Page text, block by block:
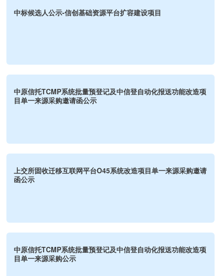
中标候选人公示-信创基础资源平台扩容建设项目
中原信托TCMP系统批量预登记及中信登自动化报送功能改造项
目单一来源采购邀请函公示
上交所固收迁移互联网平台O45系统改造项目单一来源采购邀请
函公示
中原信托TCMP系统批量预登记及中信登自动化报送功能改造项
目单一来源采购公示